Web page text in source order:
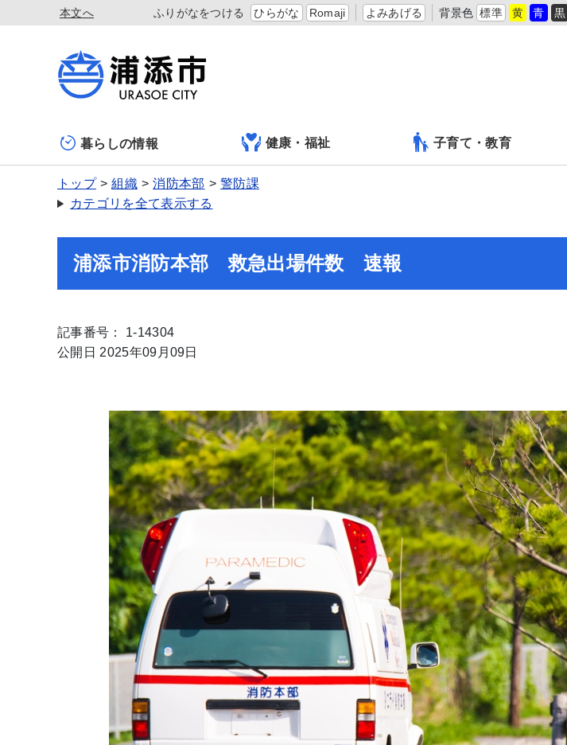
本文へ ふりがなをつける ひらがな Romaji よみあげる 背景色 標準 黄 青 黒
暮らしの情報 健康・福祉 子育て・教育
トップ 組織 消防本部
警防課
カテゴリを全て表示する
浦添市消防本部 救急出場件数 速報
記事番号： 1-14304
公開日 2025年09月09日